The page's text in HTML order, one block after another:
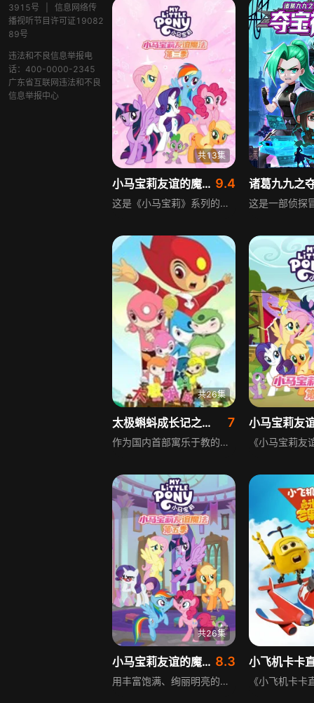
3915号
信息网络传
播视听节目许可证19082
89号
违法和不良信息举报电
话：400-0000-2345
广东省互联网违法和不良
信息举报中心
共13集
小马宝莉友谊的魔力第3季 9.4
这是《小马宝莉》系列的第三季动画，延续核心剧情线：主角暮光闪闪受导师塞拉斯蒂亚公主指派，带着助手斯派克前往小马镇学习友谊魔法。在此她结识苹果杰克、瑞瑞、小蝶、云宝黛西、萍琪派五位好友，每只小马分别代表友谊的不同元素，在谐律精华中承担关键作用。此后暮光闪闪与朋友们开启充满趣味的日常，持续探索友谊的真谛与魔法的奥秘。
诸葛九九之
共26集
太极蝌蚪成长记之拜师习武篇第2季 7
作为国内首部寓乐于教的成长励志动画大片，该片以舍人、从人、方为劲的太极精神文化理念为背景，弘扬中国太极传统文化，为中国儿童提供健康的精神食粮，打造出中国儿童动画第一品牌，创造出中国式的格林童话，兼具教育意义与趣味性。
共26集
小马宝莉友谊的魔力第5季 8.3
用丰富饱满、绚丽明亮的色彩、精致唯美的卡通画风打造出萌动温馨的童话世界，符合孩子的审美观，激发孩子的好奇心。发生在小马谷的趣事层出不穷，欢乐闹腾的小马们以别开生面的美式幽默淋漓尽致地为孩子们展现出一个个性格迥异却真实可爱的自我，让孩子们体会到不一样的成长教育。温馨美好的情商小故事讲述友情的“魔法”，让孩子学会珍惜朋友间的友情，关心爱护身边的人和事物，塑造孩子积极开朗友爱的性格。